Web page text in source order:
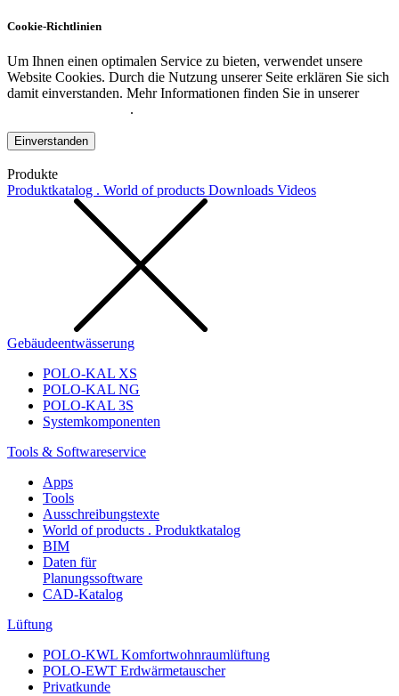
Cookie-Richtlinien
Um Ihnen einen optimalen Service zu bieten, verwendet unsere
Website Cookies. Durch die Nutzung unserer Seite erklären Sie sich
damit einverstanden. Mehr Informationen finden Sie in unserer
.
Einverstanden
Produkte
Produktkatalog . World of products Downloads Videos
Gebäudeentwässerung
POLO-KAL XS
POLO-KAL NG
POLO-KAL 3S
Systemkomponenten
Tools & Softwareservice
Apps
Tools
Ausschreibungstexte
World of products . Produktkatalog
BIM
Daten für
Planungssoftware
CAD-Katalog
Lüftung
POLO-KWL Komfortwohnraumlüftung
POLO-EWT Erdwärmetauscher
Privatkunde